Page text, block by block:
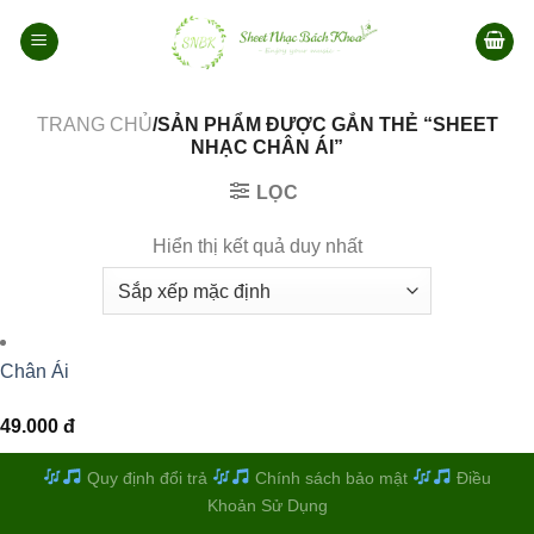
qua
TRANG CHỦ/SẢN PHẨM ĐƯỢC GẮN THẺ “SHEET
NHẠC CHÂN ÁI”
LỌC
Hiển thị kết quả duy nhất
Chân Ái
49.000 đ
Quy định đổi trả Chính sách bảo mật
Điều
Khoản Sử Dụng